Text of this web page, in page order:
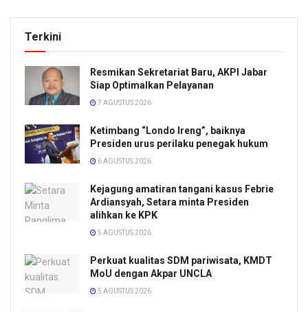
Terkini
Resmikan Sekretariat Baru, AKPI Jabar
Siap Optimalkan Pelayanan
7 AGUSTUS 2026
Ketimbang “Londo Ireng”, baiknya
Presiden urus perilaku penegak hukum
6 AGUSTUS 2026
Kejagung amatiran tangani kasus Febrie
Ardiansyah, Setara minta Presiden
alihkan ke KPK
5 AGUSTUS 2026
Perkuat kualitas SDM pariwisata, KMDT
MoU dengan Akpar UNCLA
5 AGUSTUS 2026